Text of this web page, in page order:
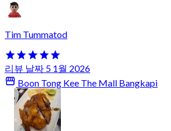
Tim Tummatod
리뷰 날짜 5 1월 2026
Boon Tong Kee The Mall Bangkapi